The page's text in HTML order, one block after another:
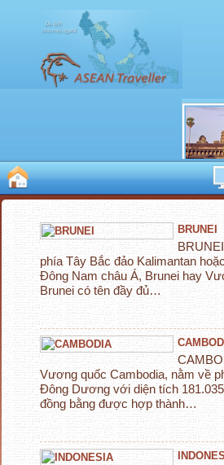
BRUNEI
phía Tây Bắc đảo Kalimantan
Đông Nam châu Á, Brunei hay
Brunei có tên đầy đủ…
Vương quốc Cambodia, nằm về
Đông Dương với diện tích
đồng bằng được hợp thành…